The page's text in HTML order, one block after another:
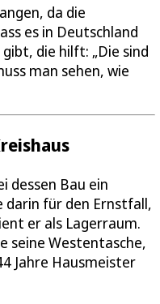
da die
es in Deutschland
die hilft: „Die sind
man sehen, wie
dessen Bau ein
darin für den Ernstfall,
er als Lagerraum.
seine Westentasche,
Jahre Hausmeister